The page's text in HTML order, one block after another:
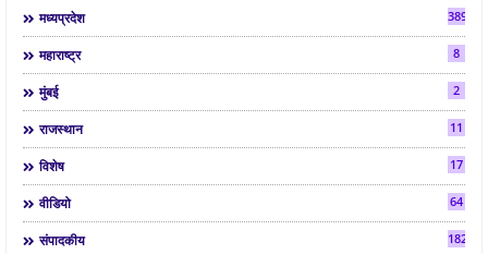
मध्यप्रदेश 3892
महाराष्ट्र 8
मुंबई 2
राजस्थान 11
विशेष 17
वीडियो 64
संपादकीय 182